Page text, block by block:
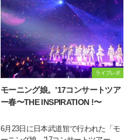
ライブレポ
モーニング娘。’17コンサートツア
ー春〜THE INSPIRATION !〜
6月23日に日本武道館で行われた「モ